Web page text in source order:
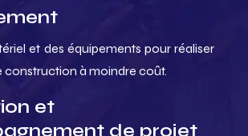
et des équipements pour réaliser
construction à moindre coût.
et
de projet